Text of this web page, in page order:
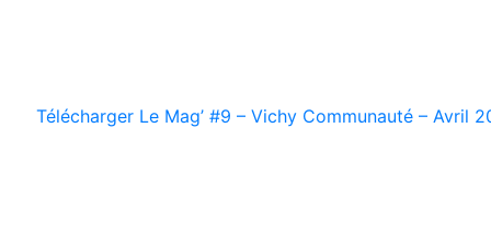
Télécharger Le Mag’ #9 – Vichy Communauté – Avril